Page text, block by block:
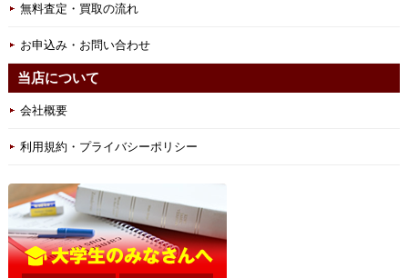
無料査定・買取の流れ
お申込み・お問い合わせ
当店について
会社概要
利用規約・プライバシーポリシー